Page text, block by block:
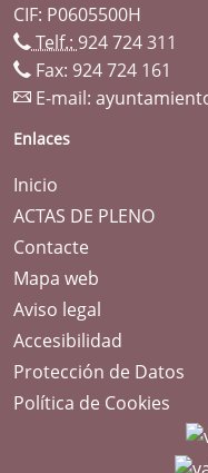
CIF: P0605500H
Telf.: 924 724 311
Fax: 924 724 161
E-mail:
Enlaces
Inicio
ACTAS DE PLENO
Contacte
Mapa web
Aviso legal
Accesibilidad
Protección de Datos
Política de Cookies